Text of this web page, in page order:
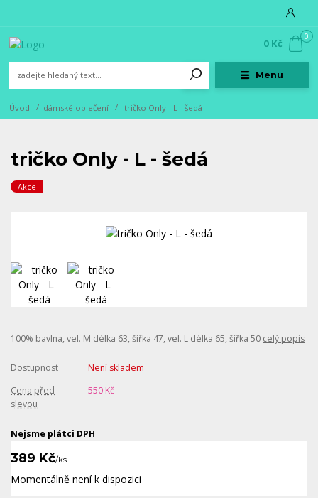
Menu
0
0 Kč
Úvod dámské oblečení tričko Only - L - šedá
tričko Only - L - šedá
Akce
100% bavlna, vel. M délka 63, šířka 47, vel. L délka 65, šířka 50 celý popis
Dostupnost
Není skladem
Cena před
slevou
550 Kč
Nejsme plátci DPH
389 Kč/ks
Momentálně není k dispozici